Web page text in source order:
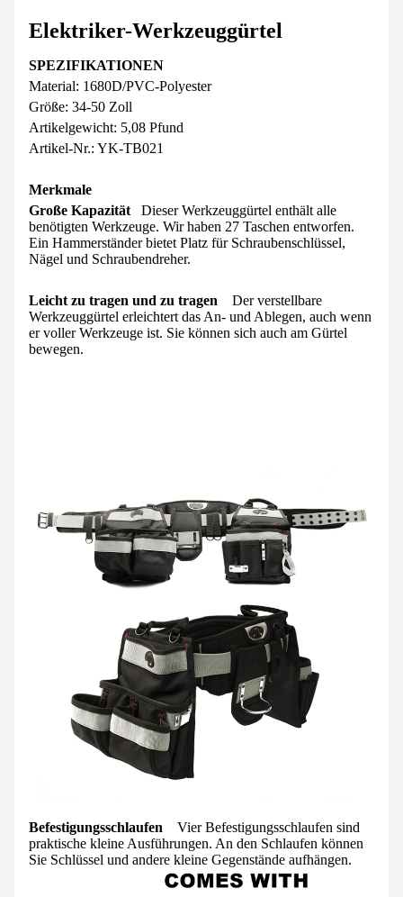
Elektriker-Werkzeuggürtel
SPEZIFIKATIONEN
Material: 1680D/PVC-Polyester
Größe: 34-50 Zoll
Artikelgewicht: 5,08 Pfund
Artikel-Nr.: YK-TB021
Merkmale
Große Kapazität Dieser Werkzeuggürtel enthält alle
benötigten Werkzeuge. Wir haben 27 Taschen entworfen.
Ein Hammerständer bietet Platz für Schraubenschlüssel,
Nägel und Schraubendreher.
Leicht zu tragen und zu tragen Der verstellbare
Werkzeuggürtel erleichtert das An- und Ablegen, auch wenn
er voller Werkzeuge ist. Sie können sich auch am Gürtel
bewegen.
Befestigungsschlaufen Vier Befestigungsschlaufen sind
praktische kleine Ausführungen. An den Schlaufen können
Sie Schlüssel und andere kleine Gegenstände aufhängen.